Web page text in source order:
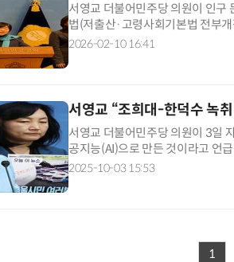
서영교 더불어민주당 의원이 인구
법(저출산·고령사회기본법 전부
서 기자회견을 열고 “코로나19 이
2026-02-10 16:41
서영교 “조희대-한덕수 녹
서영교 더불어민주당 의원이 3일
공지능(AI)으로 만든 것이라고 언
원 의원을 고소했다. 서 의원은 이
2025-10-03 15:53
1